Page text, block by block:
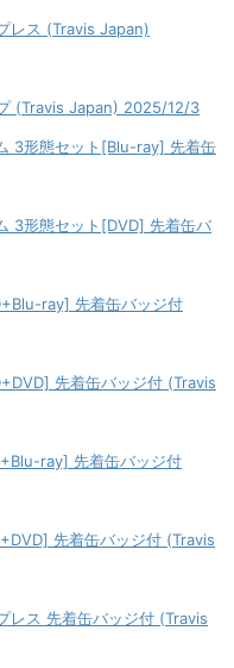
レス (Travis Japan)
(Travis Japan) 2025/12/3
3形態セット[Blu-ray] 先着缶
3形態セット[DVD] 先着缶バ
ray] 先着缶バッジ付
先着缶バッジ付 (Travis
ray] 先着缶バッジ付
先着缶バッジ付 (Travis
レス 先着缶バッジ付 (Travis